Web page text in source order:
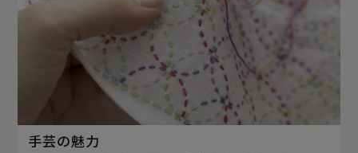
手芸の魅力